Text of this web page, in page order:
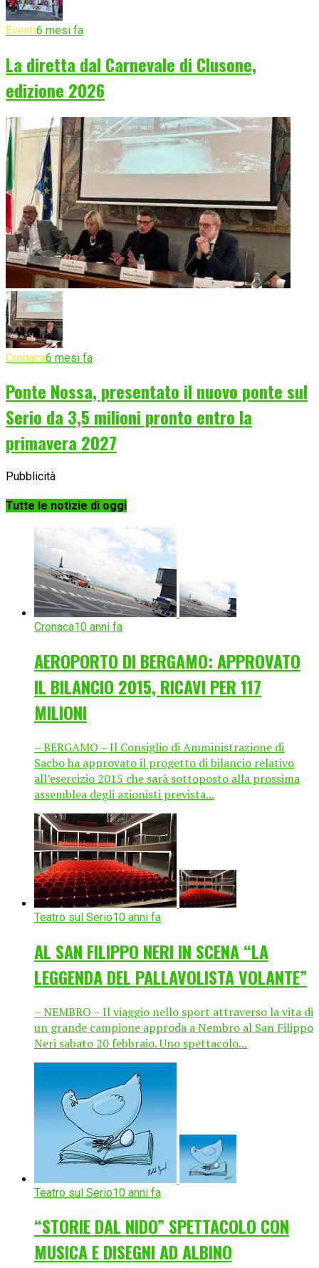
Eventi6 mesi fa
La diretta dal Carnevale di Clusone,
edizione 2026
Cronaca6 mesi fa
Ponte Nossa, presentato il nuovo ponte sul
Serio da 3,5 milioni pronto entro la
primavera 2027
Pubblicità
Tutte le notizie di oggi
Cronaca10 anni fa
AEROPORTO DI BERGAMO: APPROVATO
IL BILANCIO 2015, RICAVI PER 117
MILIONI
– BERGAMO – Il Consiglio di Amministrazione di
Sacbo ha approvato il progetto di bilancio relativo
all’esercizio 2015 che sarà sottoposto alla prossima
assemblea degli azionisti prevista...
Teatro sul Serio10 anni fa
AL SAN FILIPPO NERI IN SCENA “LA
LEGGENDA DEL PALLAVOLISTA VOLANTE”
– NEMBRO – Il viaggio nello sport attraverso la vita di
un grande campione approda a Nembro al San Filippo
Neri sabato 20 febbraio. Uno spettacolo...
Teatro sul Serio10 anni fa
“STORIE DAL NIDO” SPETTACOLO CON
MUSICA E DISEGNI AD ALBINO